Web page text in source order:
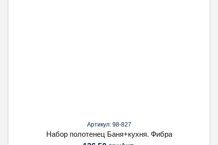
Артикул: 98-827
Набор полотенец Баня+кухня. Фибра